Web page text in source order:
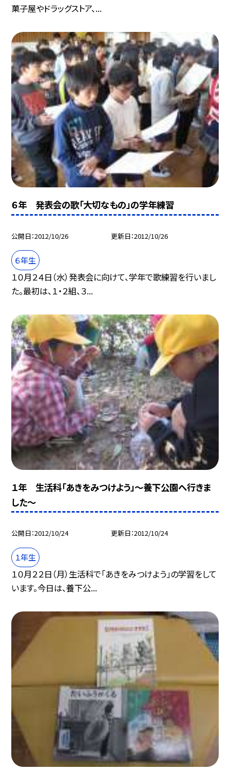
菓子屋やドラッグストア、...
６年 発表会の歌「大切なもの」の学年練習
公開日 2012/10/26 更新日 2012/10/26
６年生
１０月２４日（水）発表会に向けて、学年で歌練習を行いまし
た。最初は、１・２組、３...
１年 生活科「あきをみつけよう」〜養下公園へ行きま
した〜
公開日 2012/10/24 更新日 2012/10/24
１年生
１０月２２日（月）生活科で「あきをみつけよう」の学習をして
います。今日は、養下公...